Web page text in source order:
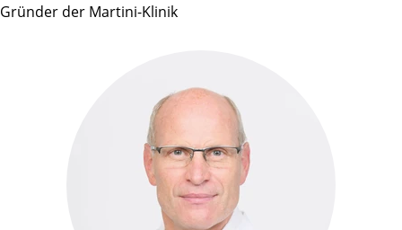
Gründer der Martini-Klinik